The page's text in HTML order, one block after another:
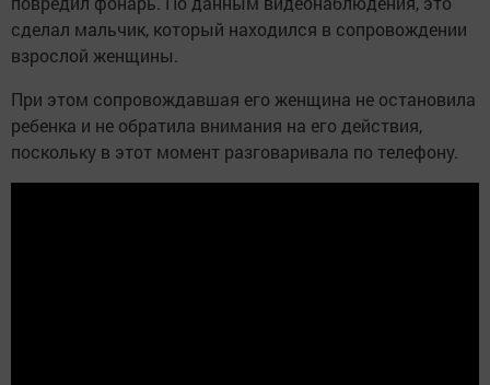
сделал мальчик, который находился в сопровождении
взрослой женщины.
При этом сопровождавшая его женщина не остановила
ребенка и не обратила внимания на его действия,
поскольку в этот момент разговаривала по телефону.